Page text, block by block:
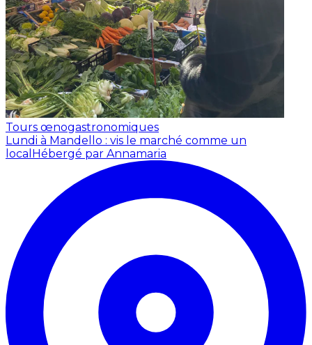
Tours œnogastronomiques
Lundi à Mandello : vis le marché comme un
local Hébergé par Annamaria